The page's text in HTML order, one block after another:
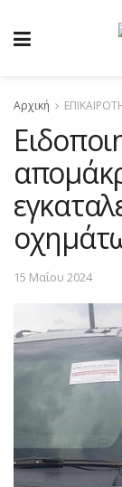
Αρχική
15 Μαΐου 2024